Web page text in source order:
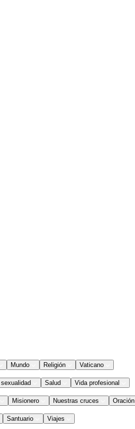
Mundo Religión Vaticano
Salud Vida profesional
Misionero Nuestras cruces Oración
Santuario Viajes